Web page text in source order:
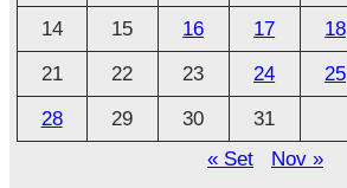
o
14
15 16 17 18
21
22 23 24 25
28
29 30
31
« Set
Nov »